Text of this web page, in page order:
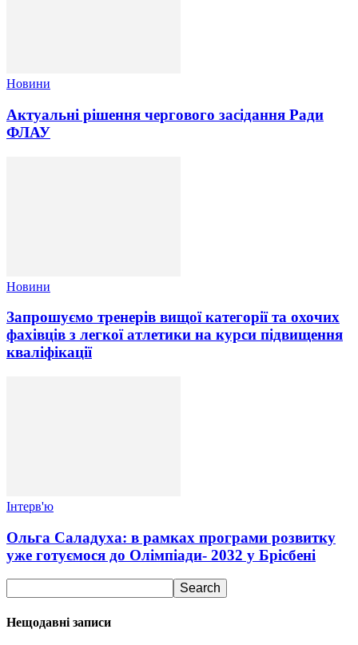
Новини
Актуальні рішення чергового засідання Ради
ФЛАУ
Новини
Запрошуємо тренерів вищої категорії та охочих
фахівців з легкої атлетики на курси підвищення
кваліфікації
Інтерв'ю
Ольга Саладуха: в рамках програми розвитку
уже готуємося до Олімпіади- 2032 у Брісбені
Нещодавні записи